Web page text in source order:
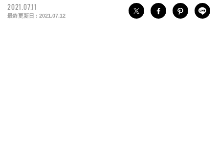
2021.07.11
最終更新日 : 2021.07.12